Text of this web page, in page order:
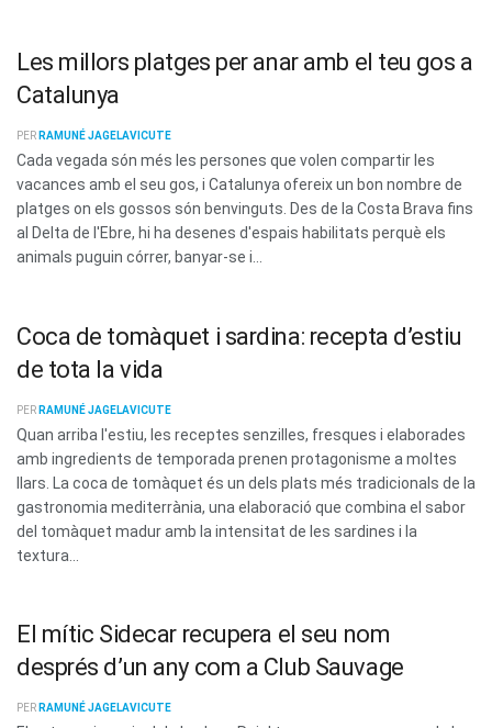
Les millors platges per anar amb el teu gos a
Catalunya
PER RAMUNÉ JAGELAVICUTE
Cada vegada són més les persones que volen compartir les
vacances amb el seu gos, i Catalunya ofereix un bon nombre de
platges on els gossos són benvinguts. Des de la Costa Brava fins
al Delta de l'Ebre, hi ha desenes d'espais habilitats perquè els
animals puguin córrer, banyar-se i...
Coca de tomàquet i sardina: recepta d’estiu
de tota la vida
PER RAMUNÉ JAGELAVICUTE
Quan arriba l'estiu, les receptes senzilles, fresques i elaborades
amb ingredients de temporada prenen protagonisme a moltes
llars. La coca de tomàquet és un dels plats més tradicionals de la
gastronomia mediterrània, una elaboració que combina el sabor
del tomàquet madur amb la intensitat de les sardines i la
textura...
El mític Sidecar recupera el seu nom
després d’un any com a Club Sauvage
PER RAMUNÉ JAGELAVICUTE